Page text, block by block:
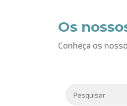
Os
Conheça os